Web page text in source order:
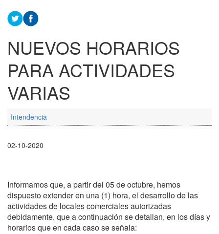
NUEVOS HORARIOS
PARA ACTIVIDADES
VARIAS
Intendencia
02-10-2020
Informamos que, a partir del 05 de octubre, hemos
dispuesto extender en una (1) hora, el desarrollo de las
actividades de locales comerciales autorizadas
debidamente, que a continuación se detallan, en los días y
horarios que en cada caso se señala: